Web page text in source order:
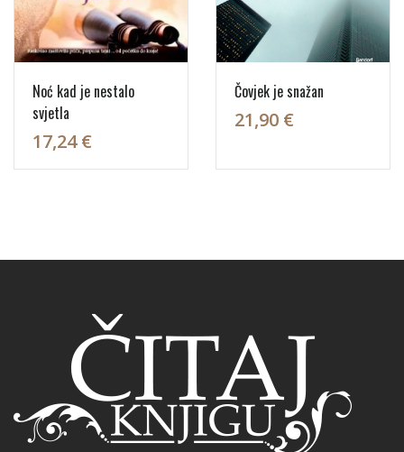
Noć kad je nestalo
svjetla
17,24 €
Čovjek je snažan
21,90 €